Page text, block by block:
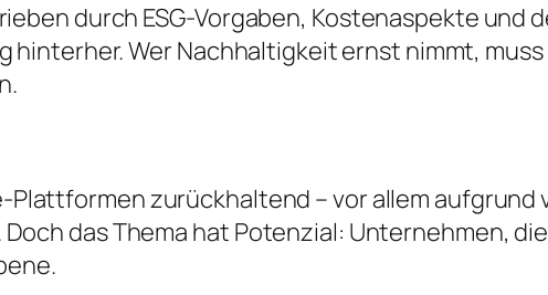
durch ESG-Vorgaben, Kostenaspekte und
Wer Nachhaltigkeit ernst nimmt,
zurückhaltend – vor allem aufgrund
das Thema hat Potenzial: Unternehmen,